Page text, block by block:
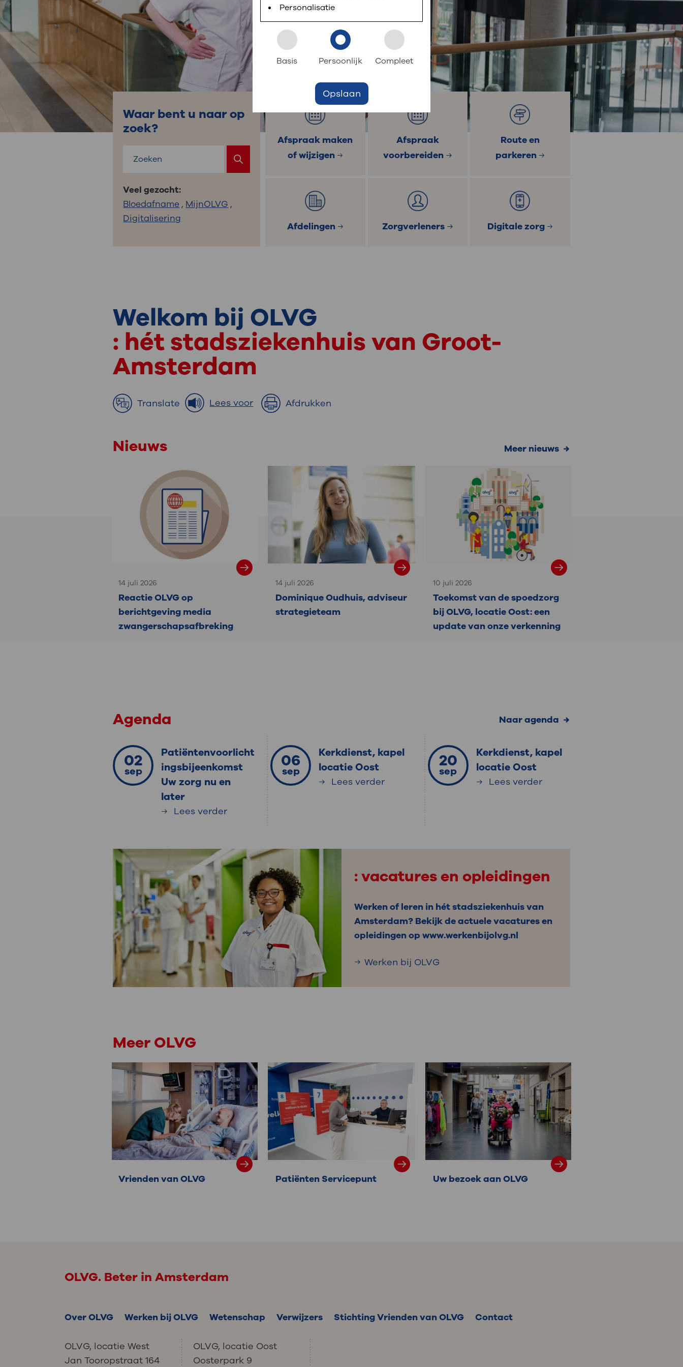
Uw bezoek aan OLVG
Werken bij OLVG
Contact
: naar uw dossier
Inloggen MijnOLVG
steeds verder uit, zodat u zelf meer digitaal kunt regelen. Met MijnOLVG kunnen
we u sneller helpen.
Direct naar MijnOLVG Lees meer
Waar bent u naar op
zoek?
Veel gezocht:
Bloedafname, MijnOLVG ,
Digitalisering
Afspraak maken
of wijzigen
Afspraak
voorbereiden
Route en
parkeren
Afdelingen Zorgverleners Digitale zorg
Welkom bij OLVG
: hét stadsziekenhuis van Groot-
Amsterdam
Translate Lees voor Afdrukken
Nieuws meer nieuws
14 juli 2026
Reactie OLVG op
berichtgeving media
zwangerschapsafbreking
14 juli 2026
Dominique Oudhuis, adviseur
strategieteam
10 juli 2026
Toekomst van de spoedzorg
bij OLVG, locatie Oost: een
update van onze verkenning
Agenda Naar agenda
02
sep
Patiëntenvoorlicht
ingsbijeenkomst
Uw zorg nu en
later
Lees verder
06
sep
Kerkdienst, kapel
locatie Oost
Lees verder
20
sep
Kerkdienst, kapel
locatie Oost
Lees verder
vacatures en opleidingen
Werken of leren in hét stadsziekenhuis van
Amsterdam? Bekijk de actuele vacatures en
opleidingen op www.werkenbijolvg.nl
Werken bij OLVG
Meer OLVG
Vrienden van OLVG Patiënten Servicepunt Uw bezoek aan OLVG
OLVG. Beter in Amsterdam
Over OLVG Werken bij OLVG Wetenschap Verwijzers Stichting Vrienden van OLVG Contact
OLVG, locatie West
Jan Tooropstraat 164
OLVG, locatie Oost
Oosterpark 9
Personalisatie
Basis Persoonlijk Compleet
Opslaan